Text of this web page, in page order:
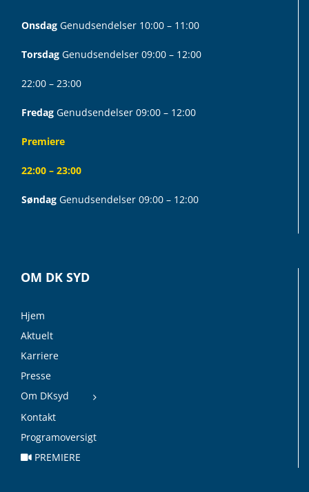
Onsdag Genudsendelser 10:00 – 11:00
Torsdag Genudsendelser 09:00 – 12:00
22:00 – 23:00
Fredag Genudsendelser 09:00 – 12:00
Premiere
22:00 – 23:00
Søndag Genudsendelser 09:00 – 12:00
OM DK SYD
Hjem
Aktuelt
Karriere
Presse
Om DKsyd
Kontakt
Programoversigt
PREMIERE